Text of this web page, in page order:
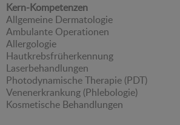
Kern-Kompetenzen
Allgemeine Dermatologie
Ambulante Operationen
Allergologie
Hautkrebsfrüherkennung
Laserbehandlungen
Photodynamische Therapie (PDT)
Venenerkrankung (Phlebologie)
Kosmetische Behandlungen